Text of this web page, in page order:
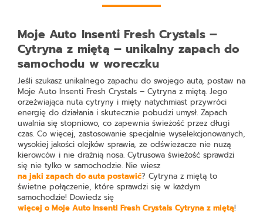
Moje Auto Insenti Fresh Crystals –
Cytryna z miętą – unikalny zapach do
samochodu w woreczku
Jeśli szukasz unikalnego zapachu do swojego auta, postaw na
Moje Auto Insenti Fresh Crystals – Cytryna z miętą. Jego
orzeźwiająca nuta cytryny i mięty natychmiast przywróci
energię do działania i skutecznie pobudzi umysł. Zapach
uwalnia się stopniowo, co zapewnia świeżość przez długi
czas. Co więcej, zastosowanie specjalnie wyselekcjonowanych,
wysokiej jakości olejków sprawia, że odświeżacze nie nużą
kierowców i nie drażnią nosa. Cytrusowa świeżość sprawdzi
się nie tylko w samochodzie. Nie wiesz
na jaki zapach do auta postawić? Cytryna z miętą to
świetne połączenie, które sprawdzi się w każdym
samochodzie! Dowiedz się
więcej o Moje Auto Insenti Fresh Crystals Cytryna z miętą!